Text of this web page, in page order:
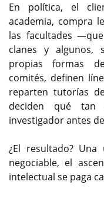
En política, el
academia, compra
las facultades
clanes y algunos,
propias formas
comités, definen
reparten tutorías
deciden qué tan
investigador antes
¿El resultado?
negociable, el
intelectual se paga